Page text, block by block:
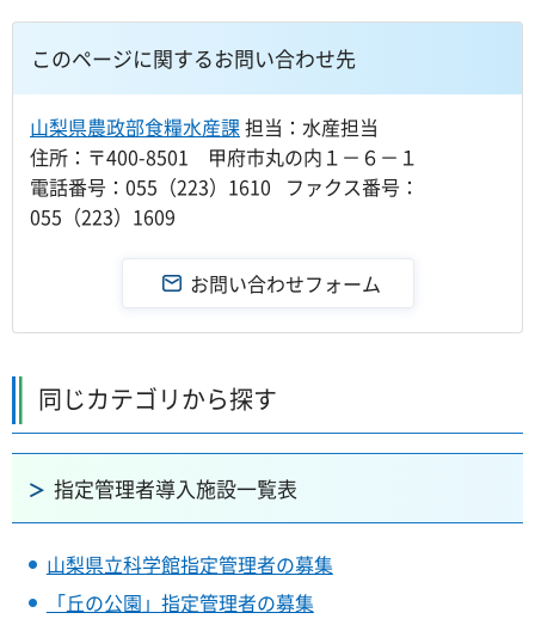
このページに関するお問い合わせ先
山梨県農政部食糧水産課担当：水産担当
住所：〒400-8501 甲府市丸の内１－６－１
電話番号：055（223）1610 ファクス番号：
055（223）1609
同じカテゴリから探す
指定管理者導入施設一覧表
山梨県立科学館指定管理者の募集
「丘の公園」指定管理者の募集